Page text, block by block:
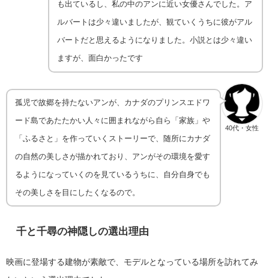
も出ているし、私の中のアンに近い女優さんでした。ア
ルバートは少々違いましたが、観ていくうちに彼がアル
バートだと思えるようになりました。小説とは少々違い
ますが、面白かったです
40代・女性
孤児で故郷を持たないアンが、カナダのプリンスエドワ
ード島であたたかい人々に囲まれながら自ら「家族」や
「ふるさと」を作っていくストーリーで、随所にカナダ
の自然の美しさが描かれており、アンがその環境を愛す
るようになっていくのを見ているうちに、自分自身でも
その美しさを目にしたくなるので。
千と千尋の神隠しの選出理由
映画に登場する建物が素敵で、モデルとなっている場所を訪れてみ